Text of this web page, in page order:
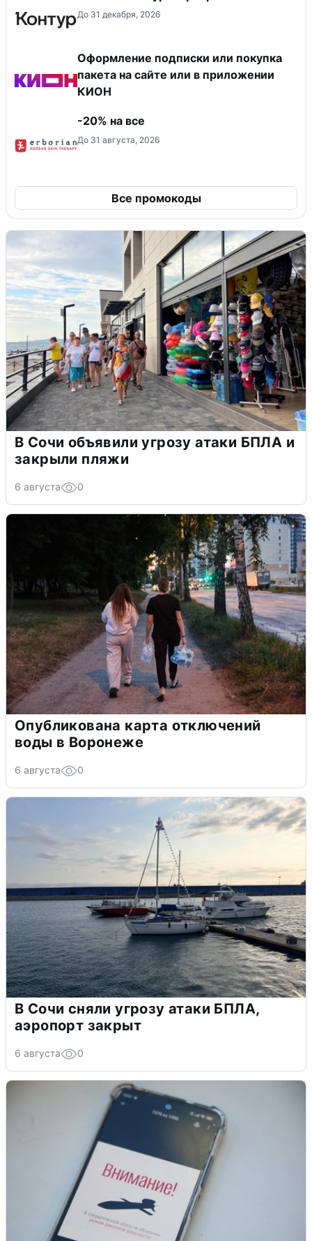
До 31 декабря, 2026
Оформление подписки или покупка
пакета на сайте или в приложении
КИОН
-20% на все
До 31 августа, 2026
Все промокоды
В Сочи объявили угрозу атаки БПЛА и
закрыли пляжи
6 августа 0
Опубликована карта отключений
воды в Воронеже
6 августа 0
В Сочи сняли угрозу атаки БПЛА,
аэропорт закрыт
6 августа 0